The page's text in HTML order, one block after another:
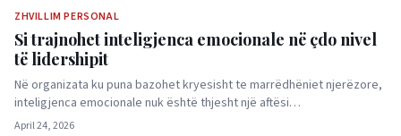
ZHVILLIM PERSONAL
Si trajnohet inteligjenca emocionale në çdo nivel
të lidershipit
Në organizata ku puna bazohet kryesisht te marrëdhëniet njerëzore,
inteligjenca emocionale nuk është thjesht një aftësi…
April 24, 2026